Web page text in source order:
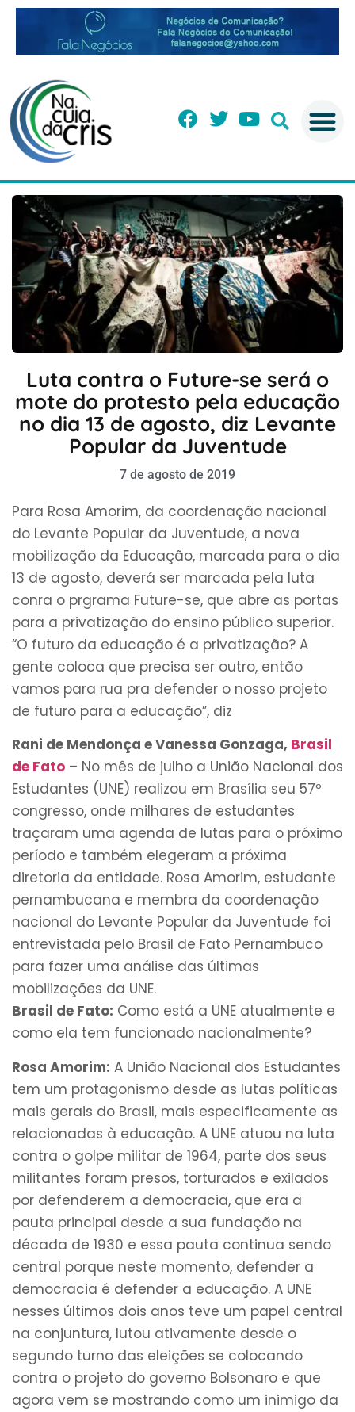
Luta contra o Future-se será o
mote do protesto pela educação
no dia 13 de agosto, diz Levante
Popular da Juventude
7 de agosto de 2019
Para Rosa Amorim, da coordenação nacional
do Levante Popular da Juventude, a nova
mobilização da Educação, marcada para o dia
13 de agosto, deverá ser marcada pela luta
conra o prgrama Future-se, que abre as portas
para a privatização do ensino público superior.
“O futuro da educação é a privatização? A
gente coloca que precisa ser outro, então
vamos para rua pra defender o nosso projeto
de futuro para a educação”, diz
Rani de Mendonça e Vanessa Gonzaga, Brasil
de Fato – No mês de julho a União Nacional dos
Estudantes (UNE) realizou em Brasília seu 57º
congresso, onde milhares de estudantes
traçaram uma agenda de lutas para o próximo
período e também elegeram a próxima
diretoria da entidade. Rosa Amorim, estudante
pernambucana e membra da coordenação
nacional do Levante Popular da Juventude foi
entrevistada pelo Brasil de Fato Pernambuco
para fazer uma análise das últimas
mobilizações da UNE.
Brasil de Fato: Como está a UNE atualmente e
como ela tem funcionado nacionalmente?
Rosa Amorim: A União Nacional dos Estudantes
tem um protagonismo desde as lutas políticas
mais gerais do Brasil, mais especificamente as
relacionadas à educação. A UNE atuou na luta
contra o golpe militar de 1964, parte dos seus
militantes foram presos, torturados e exilados
por defenderem a democracia, que era a
pauta principal desde a sua fundação na
década de 1930 e essa pauta continua sendo
central porque neste momento, defender a
democracia é defender a educação. A UNE
nesses últimos dois anos teve um papel central
na conjuntura, lutou ativamente desde o
segundo turno das eleições se colocando
contra o projeto do governo Bolsonaro e que
agora vem se mostrando como um inimigo da